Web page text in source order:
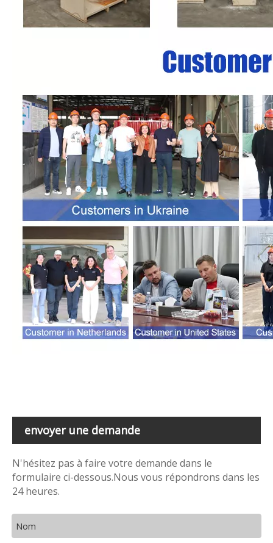
envoyer une demande
N'hésitez pas à faire votre demande dans le
formulaire ci-dessous.Nous vous répondrons dans les
24 heures.